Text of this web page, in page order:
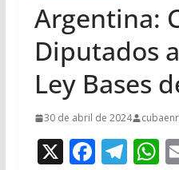
Argentina:
Diputados
Ley Bases
30 de abril de 2024
X F T